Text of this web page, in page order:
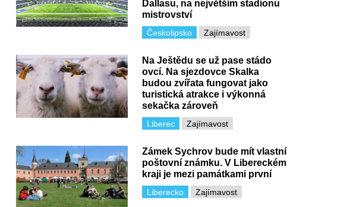
Dallasu, na největším stadionu
mistrovství
Českolipsko Zajímavost
Na Ještědu se už pase stádo
ovcí. Na sjezdovce Skalka
budou zvířata fungovat jako
turistická atrakce i výkonná
sekačka zároveň
Liberec Zajímavost
Zámek Sychrov bude mít vlastní
poštovní známku. V Libereckém
kraji je mezi památkami první
Liberecko Zajímavost